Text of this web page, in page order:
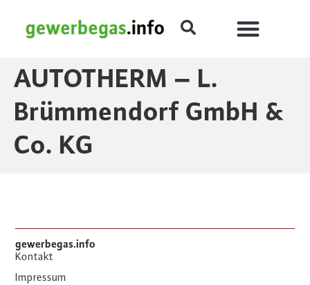
AUTOTHERM – L.
Brümmendorf GmbH &
Co. KG
gewerbegas.info
Kontakt
Impressum